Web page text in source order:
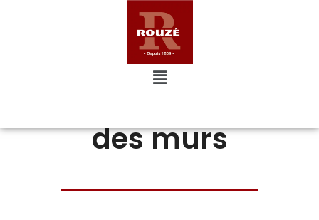
des murs